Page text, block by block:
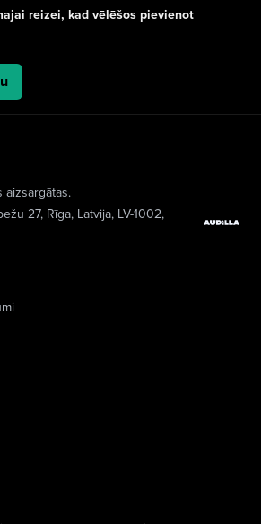
reizei, kad vēlēšos pievienot
27, Rīga, Latvija, LV-1002,